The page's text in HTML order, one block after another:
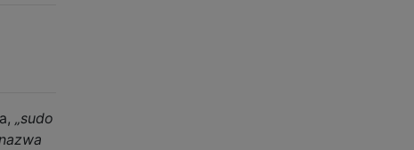
„sudo